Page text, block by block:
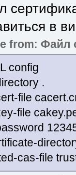
в
from: Файл
config
.
file
file
cas-file